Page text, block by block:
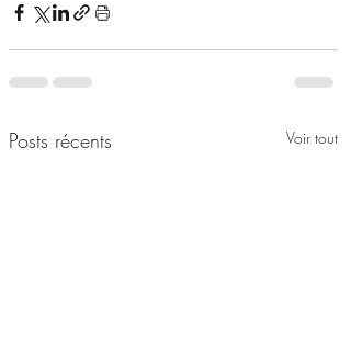
Posts récents Voir tout